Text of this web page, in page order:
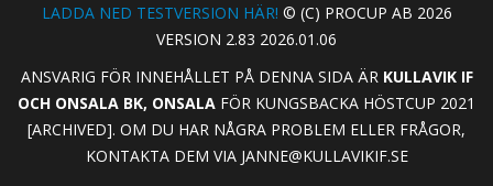
LADDA NED TESTVERSION HÄR! © (C) PROCUP AB 2026
VERSION 2.83 2026.01.06
ANSVARIG FÖR INNEHÅLLET PÅ DENNA SIDA ÄR KULLAVIK IF
OCH ONSALA BK, ONSALA FÖR KUNGSBACKA HÖSTCUP 2021
[ARCHIVED]. OM DU HAR NÅGRA PROBLEM ELLER FRÅGOR,
KONTAKTA DEM VIA JANNE@KULLAVIKIF.SE